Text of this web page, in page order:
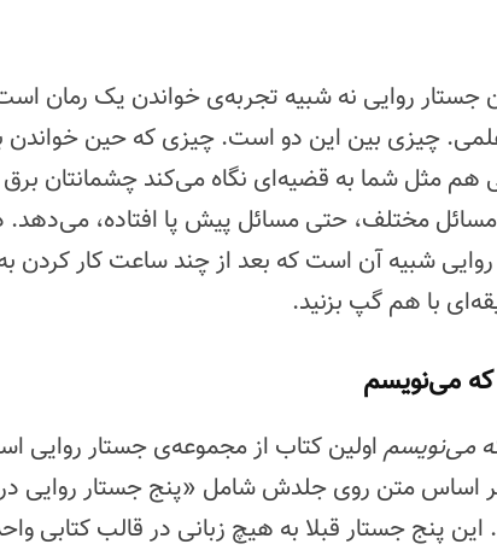
جستار روایی نه شبیه تجربه‌ی خواندن یک رمان
چیزی بین این دو است. چیزی که حین
هم مثل شما به قضیه‌ای نگاه می‌کند چشمانتان
مختلف، حتی مسائل پیش پا افتاده، می‌دهد.
شبیه آن است که بعد از چند ساعت کار
با هم گپ بزنید.
می‌نویسم
می‌نویسماولین کتاب از مجموعه‌ی جستار روایی
اساس متن روی جلدش شامل «پنج جستار روایی
پنج جستار قبلا به هیچ زبانی در قالب کتابی